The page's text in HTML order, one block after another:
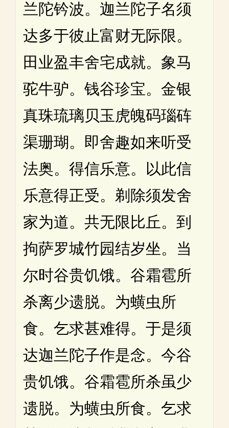
兰陀钤波。迦兰陀子名须
达多于彼止富财无际限。
田业盈丰舍宅成就。象马
驼牛驴。钱谷珍宝。金银
真珠琉璃贝玉虎魄码瑙砗
渠珊瑚。即舍趣如来听受
法奥。得信乐意。以此信
乐意得正受。剃除须发舍
家为道。共无限比丘。到
拘萨罗城竹园结岁坐。当
尔时谷贵饥饿。谷霜雹所
杀离少遗脱。为蟥虫所
食。乞求甚难得。于是须
达迦兰陀子作是念。今谷
贵饥饿。谷霜雹所杀虽少
遗脱。为蟥虫所食。乞求